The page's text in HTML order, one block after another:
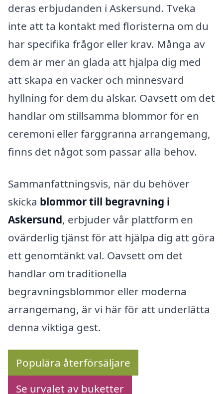
deras erbjudanden i Askersund. Tveka
inte att ta kontakt med floristerna om du
har specifika frågor eller krav. Många av
dem är mer än glada att hjälpa dig med
att skapa en vacker och minnesvärd
hyllning för dem du älskar. Oavsett om det
handlar om stillsamma blommor för en
ceremoni eller färggranna arrangemang,
finns det något som passar alla behov.
Sammanfattningsvis, när du behöver
skicka blommor till begravning i
Askersund, erbjuder vår plattform en
ovärderlig tjänst för att hjälpa dig att göra
ett genomtänkt val. Oavsett om det
handlar om traditionella
begravningsblommor eller moderna
arrangemang, är vi här för att underlätta
denna viktiga gest.
Populära återförsäljare
Se urvalet av buketter